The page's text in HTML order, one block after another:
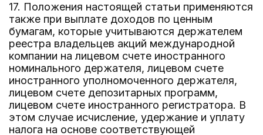
17. Положения настоящей статьи применяются
также при выплате доходов по ценным
бумагам, которые учитываются держателем
реестра владельцев акций международной
компании на лицевом счете иностранного
номинального держателя, лицевом счете
иностранного уполномоченного держателя,
лицевом счете депозитарных программ,
лицевом счете иностранного регистратора. В
этом случае исчисление, удержание и уплату
налога на основе соответствующей